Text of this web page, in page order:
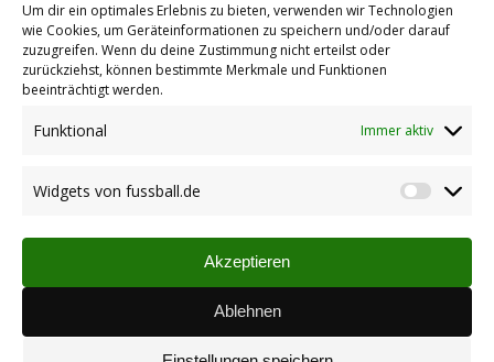
Um dir ein optimales Erlebnis zu bieten, verwenden wir Technologien
wie Cookies, um Geräteinformationen zu speichern und/oder darauf
zuzugreifen. Wenn du deine Zustimmung nicht erteilst oder
zurückziehst, können bestimmte Merkmale und Funktionen
beeinträchtigt werden.
Funktional Immer aktiv
Widgets von fussball.de
Akzeptieren
Ablehnen
Sebastian Skiendziel, Lukas Willig (alle eigene Jugend)
Abgänge: Sascha Leidinger (TuS Ilbesheim)
Tor: Armin Hengstenberg, Patrick Lehle
Abwehr: Volker Baum, Jochen Burckhart, Michael
Grolms, Johannes Grzes, Thomas Hagelauer, Timo
Schuster, Daniel Seithel, Christian Selle, Sascha Uhrig,
Lukas Willig
Mittelfeld und Angriff: Thomas Angermayer, Mario